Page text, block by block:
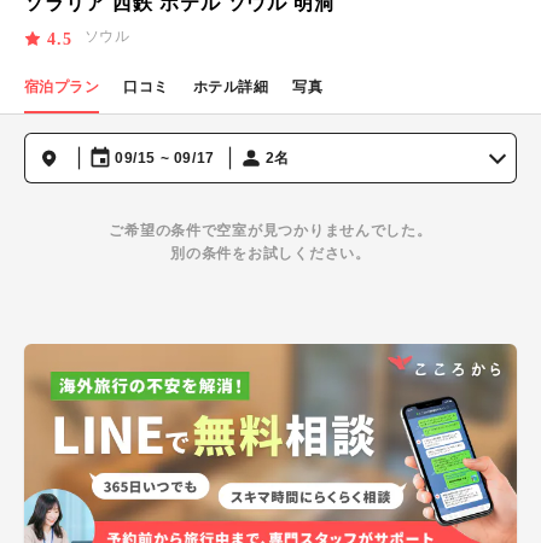
4.5 ソウル
宿泊プラン 口コミ ホテル詳細 写真
09/15 ~ 09/17 2名
ご希望の条件で空室が見つかりませんでした。
別の条件をお試しください。